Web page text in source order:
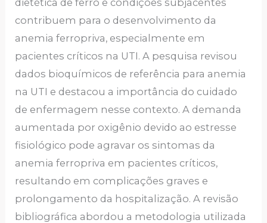
contribuem para o desenvolvimento da
anemia ferropriva, especialmente em
pacientes críticos na UTI. A pesquisa revisou
dados bioquímicos de referência para anemia
na UTI e destacou a importância do cuidado
de enfermagem nesse contexto. A demanda
aumentada por oxigênio devido ao estresse
fisiológico pode agravar os sintomas da
anemia ferropriva em pacientes críticos,
resultando em complicações graves e
prolongamento da hospitalização. A revisão
bibliográfica abordou a metodologia utilizada